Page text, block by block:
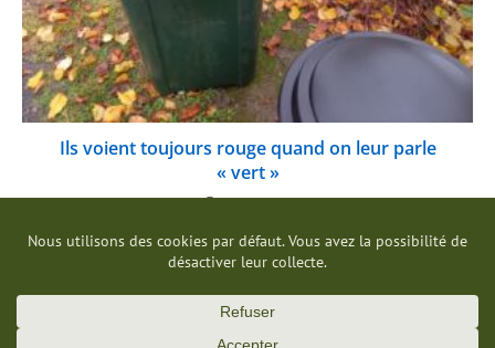
Ils voient toujours rouge quand on leur parle
« vert »